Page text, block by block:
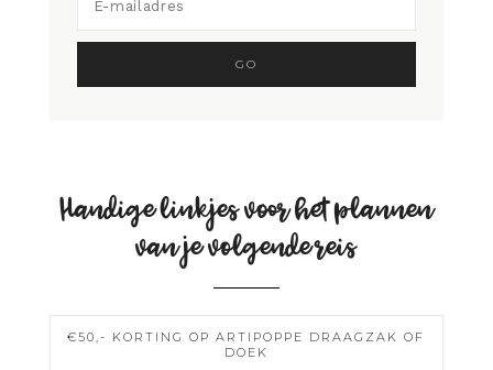
Handige linkjes voor het plannen
van je volgende reis
€50,- KORTING OP ARTIPOPPE DRAAGZAK OF
DOEK